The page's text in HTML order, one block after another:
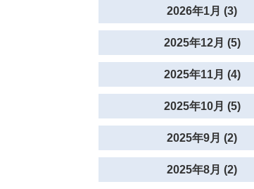
2026年1月 (3)
2025年12月 (5)
2025年11月 (4)
2025年10月 (5)
2025年9月 (2)
2025年8月 (2)